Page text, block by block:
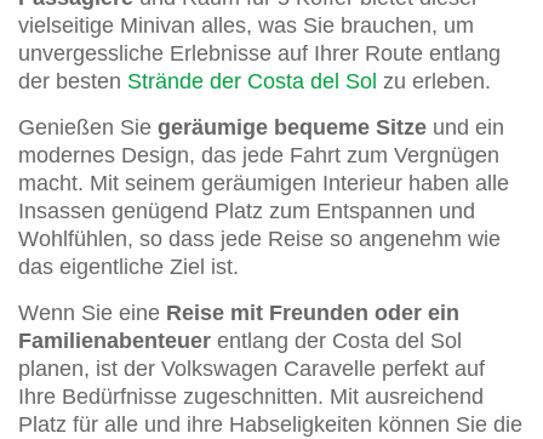
vielseitige Minivan alles, was Sie brauchen, um
unvergessliche Erlebnisse auf Ihrer Route entlang
der besten Strände der Costa del Sol zu erleben.
Genießen Sie geräumige bequeme Sitze und ein
modernes Design, das jede Fahrt zum Vergnügen
macht. Mit seinem geräumigen Interieur haben alle
Insassen genügend Platz zum Entspannen und
Wohlfühlen, so dass jede Reise so angenehm wie
das eigentliche Ziel ist.
Wenn Sie eine Reise mit Freunden oder ein
Familienabenteuer entlang der Costa del Sol
planen, ist der Volkswagen Caravelle perfekt auf
Ihre Bedürfnisse zugeschnitten. Mit ausreichend
Platz für alle und ihre Habseligkeiten können Sie die